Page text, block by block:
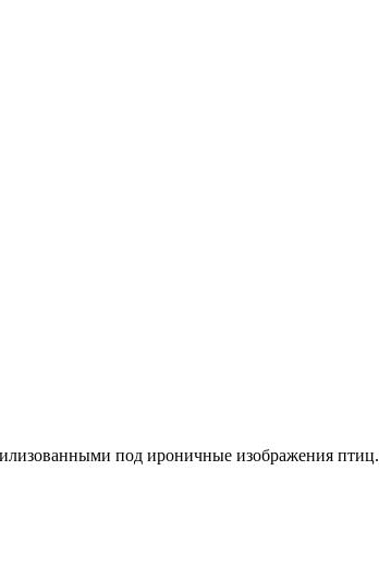
под ироничные изображения птиц.